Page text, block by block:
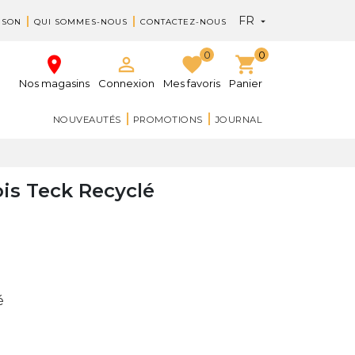
QUI SOMMES-NOUS CONTACTEZ-NOUS FR 
place
Nos magasins

Connexion
favorite
Mes favoris
0 shopping_cart
Panier
0
NOUVEAUTÉS PROMOTIONS JOURNAL
Teck Recyclé